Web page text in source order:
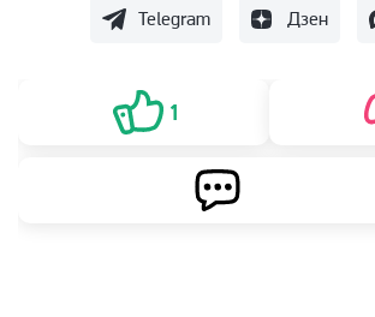
Telegram Дзен
1